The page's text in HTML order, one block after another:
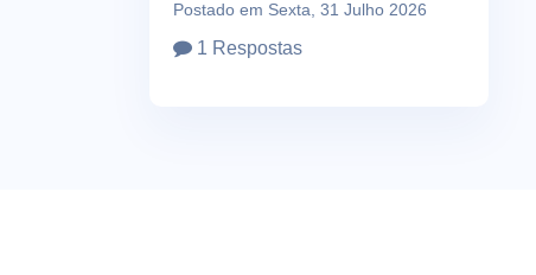
Postado em Sexta, 31 Julho 2026
1 Respostas